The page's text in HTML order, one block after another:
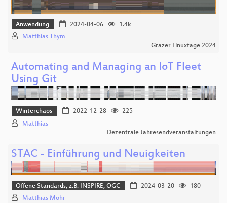
Anwendung 2024-04-06
1.4k
Matthias Thym
Grazer Linuxtage 2024
Automating and Managing an IoT Fleet
Using Git
Winterchaos 2022-12-28
225
Matthias
Dezentrale Jahresendveranstaltungen
STAC - Einführung und Neuigkeiten
Offene Standards, z.B. INSPIRE, OGC 2024-03-20
180
Matthias Mohr